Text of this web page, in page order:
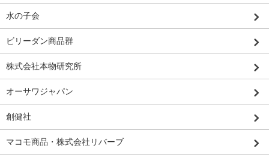
水の子会
ビリーダン商品群
株式会社本物研究所
オーサワジャパン
創健社
マコモ商品・株式会社リバーブ